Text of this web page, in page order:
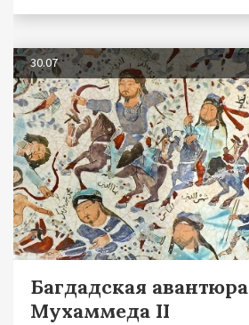
30.07
Багдадская авантюра
Мухаммеда II